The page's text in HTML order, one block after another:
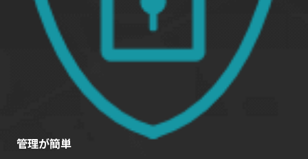
管理が簡単